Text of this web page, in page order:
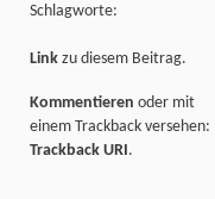
Schlagworte:
Link zu diesem Beitrag.
Kommentieren oder mit
einem Trackback versehen:
Trackback URI.